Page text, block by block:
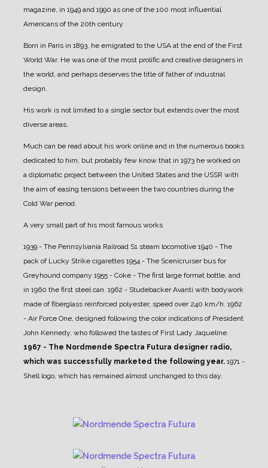
magazine, in 1949 and 1990 as one of the 100 most influential
Americans of the 20th century
Born in Paris in 1893, he emigrated to the USA at the end of the First
World War. He was one of the most prolific and creative designers in
the world, and perhaps deserves the title of father of industrial
design.
His work is not limited to a single sector but extends over the most
diverse areas.
Much can be read about his work online and in the numerous books
dedicated to him, but probably few know that in 1973 he worked on
a diplomatic project between the United States and the USSR with
the aim of easing tensions between the two countries during the
Cold War period.
A very small part of his most famous works
1939 - The Pennsylvania Railroad S1 steam locomotive 1940 - The
pack of Lucky Strike cigarettes 1954 - The Scenicruiser bus for
Greyhound company 1955 - Coke - The first large format bottle, and
in 1960 the first steel can. 1962 - Studebacker Avanti with bodywork
made of fiberglass reinforced polyester, speed over 240 km/h. 1962
- Air Force One, designed following the color indications of President
John Kennedy, who followed the tastes of First Lady Jaqueline.
1967 - The Nordmende Spectra Futura designer radio,
which was successfully marketed the following year. 1971 -
Shell logo, which has remained almost unchanged to this day.